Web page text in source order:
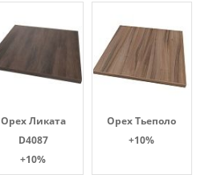
Орех Ликата
D4087
+10%
Орех Тьеполо
+10%